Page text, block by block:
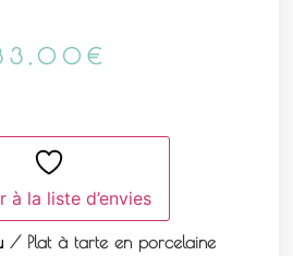
€
à la liste d’envies
/ Plat à tarte en porcelaine